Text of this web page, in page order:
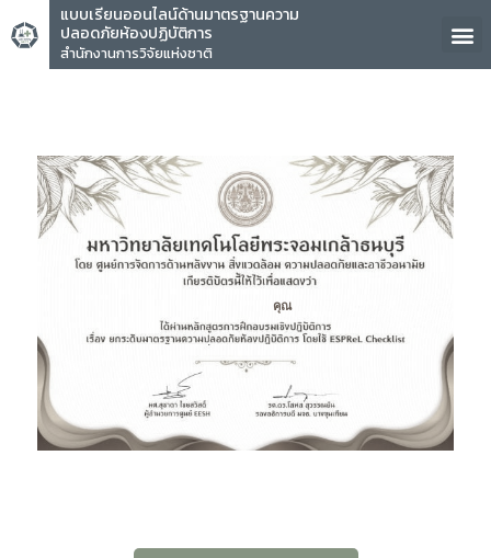
แบบเรียนออนไลน์ด้านมาตรฐานความ
ปลอดภัยห้องปฏิบัติการ
สำนักงานการวิจัยแห่งชาติ
คุณ